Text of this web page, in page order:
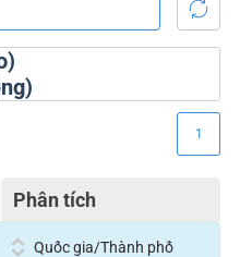
Phân tích
1
Quốc gia/Thành phố